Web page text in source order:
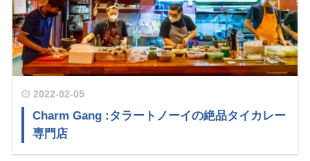
2022-02-05
Charm Gang :タラートノーイの絶品タイカレー
専門店